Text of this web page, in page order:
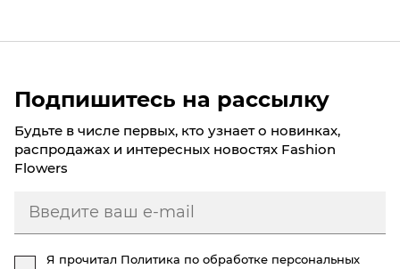
Подпишитесь на рассылку
Будьте в числе первых, кто узнает о новинках,
распродажах и интересных новостях Fashion
Flowers
Я прочитал Политика по обработке персональных